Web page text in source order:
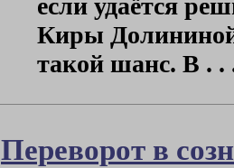
если удаётся
Киры Долининой
такой шанс. В . .
Переворот в